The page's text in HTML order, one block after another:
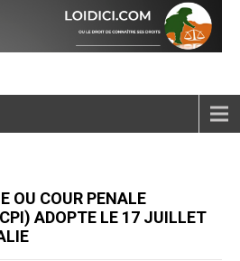
OU COUR PENALE
ADOPTE LE 17 JUILLET